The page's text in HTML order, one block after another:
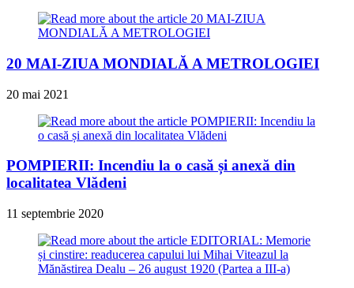
20 MAI-ZIUA MONDIALĂ A METROLOGIEI
20 mai 2021
POMPIERII: Incendiu la o casă și anexă din
localitatea Vlădeni
11 septembrie 2020